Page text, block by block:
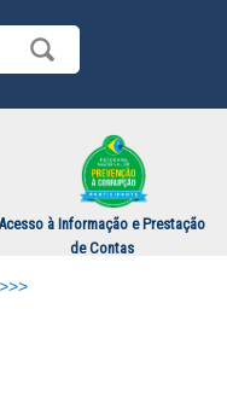
Acesso à Informação e Prestação
de Contas